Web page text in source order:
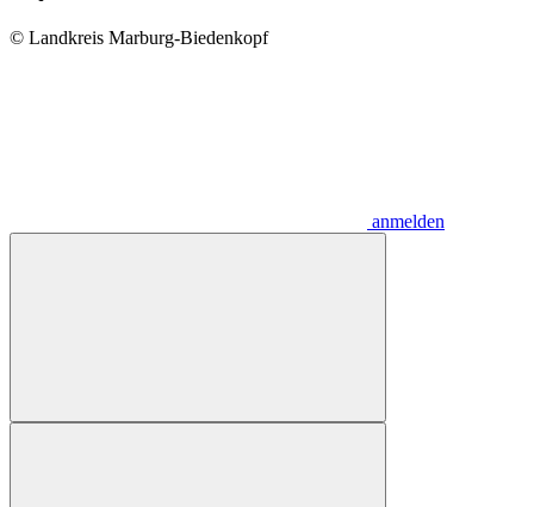
© Landkreis Marburg-Biedenkopf
anmelden